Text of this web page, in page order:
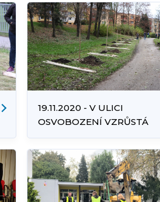
19.11.2020 - V ULICI
OSVOBOZENÍ VZRŮSTÁ
NOVÁ JAVOROVÁ ALEJ